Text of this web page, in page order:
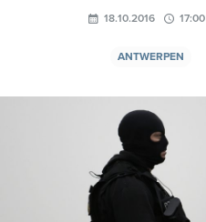
18.10.2016 17:00
ANTWERPEN